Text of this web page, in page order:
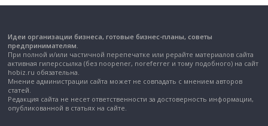
Идеи организации бизнеса, готовые бизнес-планы, советы
предпринимателям.
При полной и/или частичной перепечатке или рерайте материалов сайта
активная гиперссылка (без noopener, noreferrer и тому подобного) на сайт
hobiz.ru обязательна.
Мнение администрации сайта может не совпадать с мнением авторов
статей.
Редакция сайта не несет ответственности за достоверность информации,
опубликованной в статьях на сайте.